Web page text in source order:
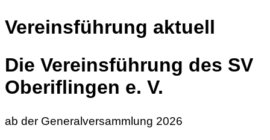
Vereinsführung aktuell
Die Vereinsführung des SV
Oberiflingen e. V.
ab der Generalversammlung 2026